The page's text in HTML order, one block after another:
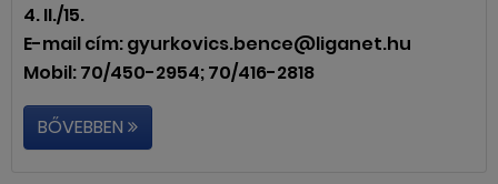
4. II./15.
E-mail cím: gyurkovics.bence@liganet.hu
Mobil: 70/450-2954; 70/416-2818
BŐVEBBEN